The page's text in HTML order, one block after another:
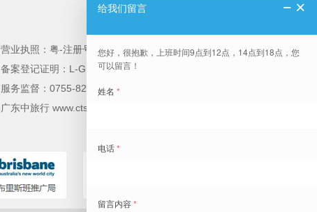
营业执照：粤-注册号-91440300MAK6440H04
备案登记证明：L-GD-CJ00156 负责人：袁晓华
服务监督：0755-82185656 旅游投诉电话：12301
广东中旅行 www.ctsqj.com 申请链接:QQ:1115844679 国内游